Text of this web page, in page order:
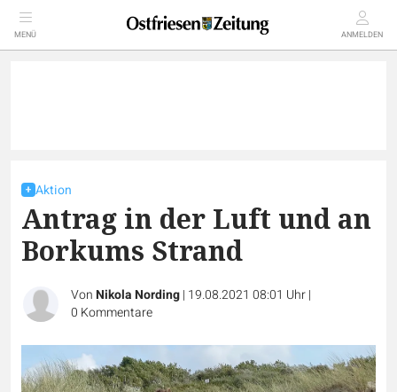
MENÜ ANMELDEN
Aktion
Antrag in der Luft und an
Borkums Strand
VonNikola Nording| 19.08.2021 08:01 Uhr|
0 Kommentare